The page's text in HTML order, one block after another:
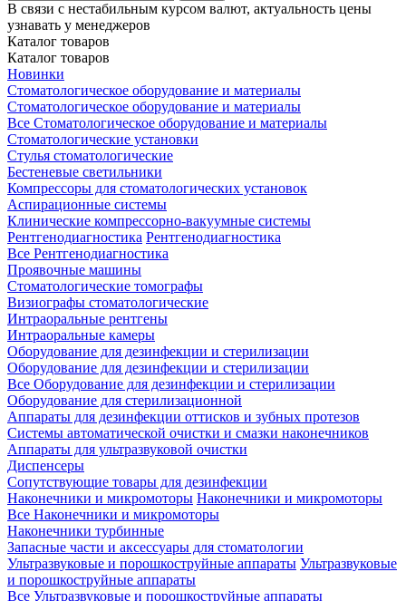
В связи с нестабильным курсом валют, актуальность цены
узнавать у менеджеров
Каталог товаров
Каталог товаров
Новинки
Стоматологическое оборудование и материалы
Стоматологическое оборудование и материалы
Все Стоматологическое оборудование и материалы
Стоматологические установки
Стулья стоматологические
Бестеневые светильники
Компрессоры для стоматологических установок
Аспирационные системы
Клинические компрессорно-вакуумные системы
Рентгенодиагностика Рентгенодиагностика
Все Рентгенодиагностика
Проявочные машины
Стоматологические томографы
Визиографы стоматологические
Интраоральные рентгены
Интраоральные камеры
Оборудование для дезинфекции и стерилизации
Оборудование для дезинфекции и стерилизации
Все Оборудование для дезинфекции и стерилизации
Оборудование для стерилизационной
Аппараты для дезинфекции оттисков и зубных протезов
Системы автоматической очистки и смазки наконечников
Аппараты для ультразвуковой очистки
Диспенсеры
Сопутствующие товары для дезинфекции
Наконечники и микромоторы Наконечники и микромоторы
Все Наконечники и микромоторы
Наконечники турбинные
Запасные части и аксессуары для стоматологии
Ультразвуковые и порошкоструйные аппараты Ультразвуковые
и порошкоструйные аппараты
Все Ультразвуковые и порошкоструйные аппараты